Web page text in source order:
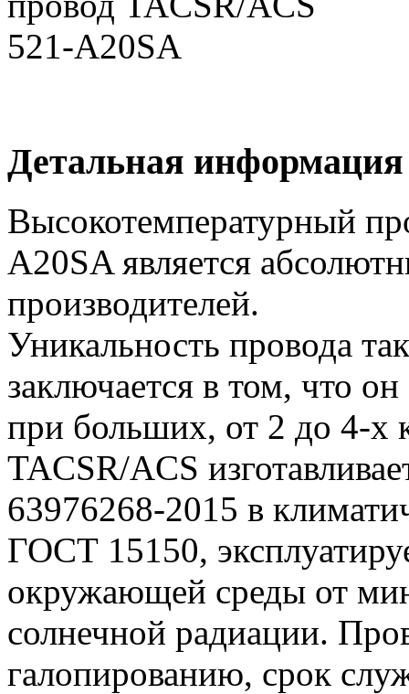
Детальная информация
Высокотемпературный
А20SA является
производителей.
Уникальность провода
заключается в том, что
при больших, от 2 до 4-х
TACSR/ACS
63976268-2015 в
ГОСТ 15150,
окружающей среды от
солнечной радиации.
галопированию, срок